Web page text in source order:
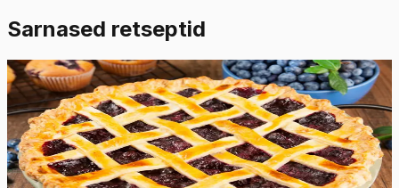
Sarnased retseptid
Raske 5.0Hinnang:(6)
Mustikapirukas
Siin on äge mustikapiruka retsept! Lihtne ja kerge
isetehtud taina ja põhjaga pirukas viib keele alla.